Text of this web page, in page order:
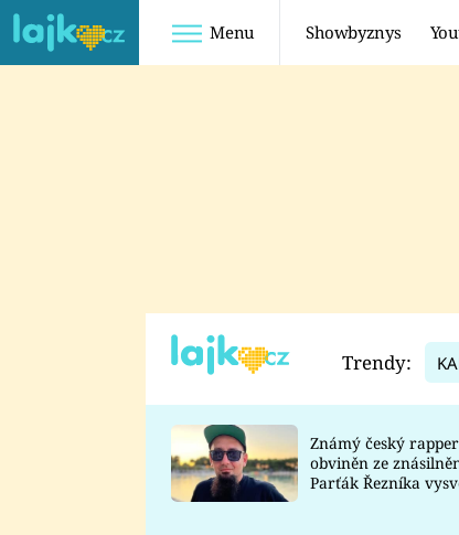
Menu Showbyznys
TADEÁŠ
DATEL
Trendy:
Známý český rapper
obviněn ze
Parťák Řezníka